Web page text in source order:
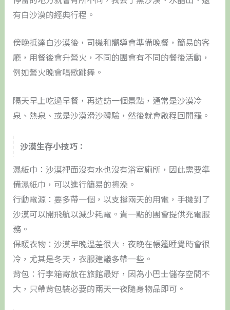
有白沙漠的經典行程。
傍晚抵達白沙漠後，司機和嚮導會準備晚餐，簡易的客
廳，用餐後會升營火，不同的團會有不同的餐後活動，
例如營火晚會唱歌跳舞。
隔天早上吃過早餐，再造訪一個景點，通常是沙漠冷
泉、熱泉、或是沙漠滑沙體驗，然後就會啟程回開羅。
沙漠生存小技巧：
濕紙巾：沙漠裡面沒有水也沒有浴室廁所，因此需要準
備濕紙巾，可以進行簡易的擦澡。
行動電源：要多帶一個，以支撐兩天的用電，手機到了
沙漠可以開飛航以減少耗電。貴一點的團會提供充電服
務。
保暖衣物：沙漠早晚溫差很大，夜晚在帳篷睡覺時會很
冷，尤其是冬天，衣服建議多帶一些。
背包：行李箱寄放在旅館最好，因為小巴士儲存空間不
大，只帶背包裝必要的兩天一夜隨身物品即可。